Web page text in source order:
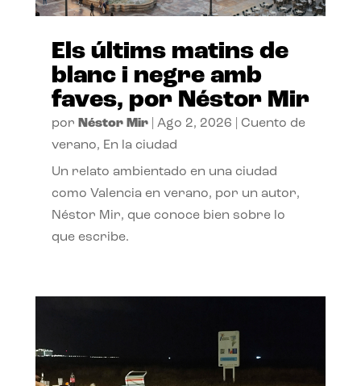
Els últims matins de
blanc i negre amb
faves, por Néstor Mir
por Néstor Mir| Ago 2, 2026
Cuento de
verano, En la ciudad
Un relato ambientado en una ciudad
como Valencia en verano, por un autor,
Néstor Mir, que conoce bien sobre lo
que escribe.